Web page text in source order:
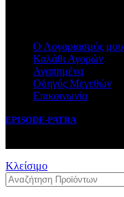
Ο Λογαριασμός μου
Καλάθι Αγορών
Αγαπημένα
Οδηγός Μεγεθών
Επικοινωνία
EPISODE-PATRA
Κλείσιμο